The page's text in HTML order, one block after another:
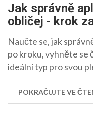
Jak správně
obličej - krok
Naučte se, jak
po kroku, vyhněte se
ideální typ pro svou
POKRAČUJTE VE